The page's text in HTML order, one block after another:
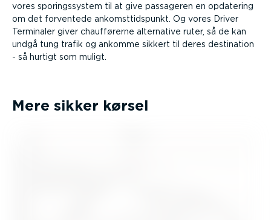
vores sporings­system til at give passageren en opdatering
om det forventede ankomst­tids­punkt. Og vores Driver
Terminaler giver chauf­fø­rerne alternative ruter, så de kan
undgå tung trafik og ankomme sikkert til deres destination
- så hurtigt som muligt.
Mere sikker kørsel